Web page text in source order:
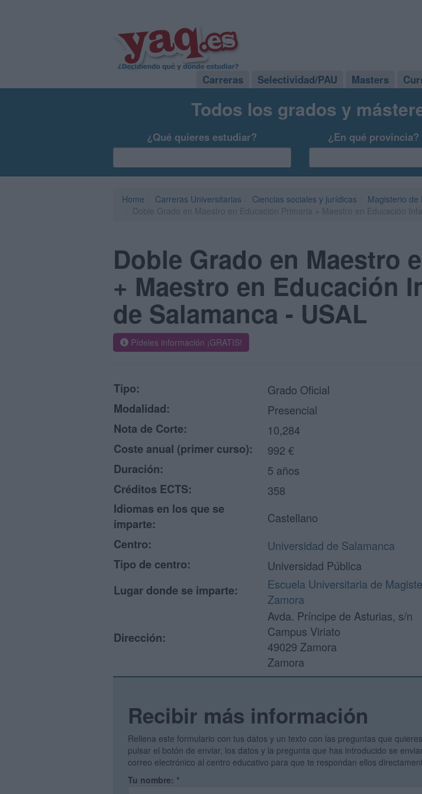
Carreras Selectividad/PAU Masters
Todos los grados y
¿Qué quieres estudiar? ¿En qué provincia?
Home Carreras Universitarias Ciencias sociales y jurídicas
Magisterio de
Doble Grado en Maestro
+ Maestro en Educación
de Salamanca - USAL
Pídeles información ¡GRATIS!
Tipo:
Grado Oficial
Modalidad:
Presencial
Nota de Corte:
10,284
Coste anual (primer curso):
992 €
Duración:
5 años
Créditos ECTS:
358
Idiomas en los que se
imparte:
Castellano
Centro:
Universidad de Salamanca
Tipo de centro:
Universidad Pública
Lugar donde se imparte:
Escuela Universitaria de
Zamora
Dirección:
Avda. Príncipe de Asturias, s/n
Campus Viriato
49029 Zamora
Zamora
Recibir más información
Rellena este formulario con tus datos y un texto con las preguntas que
pulsar el botón de enviar, los datos y la pregunta que has introducido se
correo electrónico al centro educativo para que te respondan ellos
Tu nombre: *